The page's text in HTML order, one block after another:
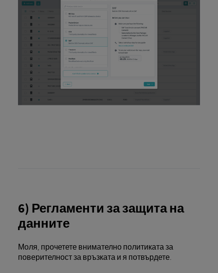
6) Регламенти за защита на
данните
Моля, прочетете внимателно политиката за
поверителност за връзката и я потвърдете.